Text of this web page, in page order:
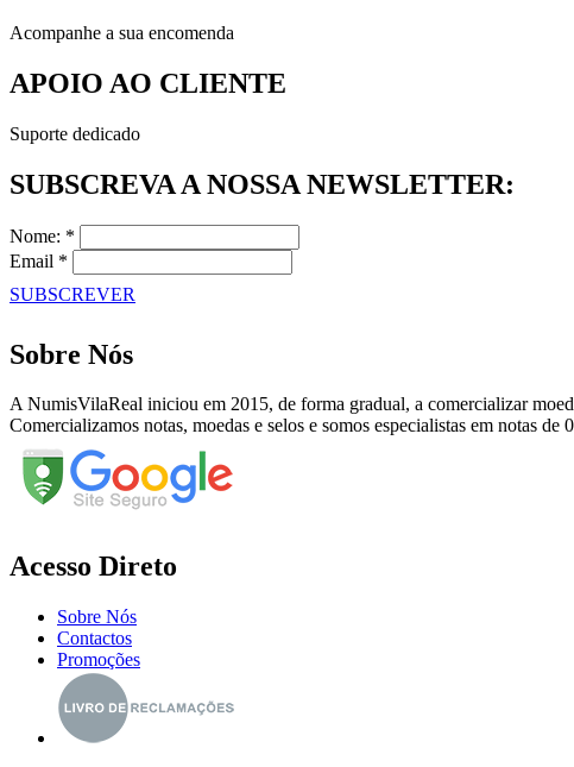
Acompanhe a sua encomenda
APOIO AO CLIENTE
Suporte dedicado
SUBSCREVA A NOSSA NEWSLETTER:
Nome: *
Email *
SUBSCREVER
Sobre Nós
A NumisVilaReal iniciou em 2015, de forma gradual, a comercializar
Comercializamos notas, moedas e selos e somos especialistas em notas de
Acesso Direto
Sobre Nós
Contactos
Promoções